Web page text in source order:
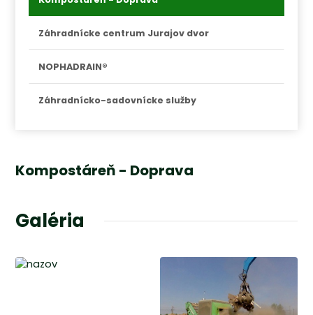
Kompostáreň - Doprava
Galéria
Záhradnícke centrum Jurajov dvor
NOPHADRAIN®
Záhradnícko-sadovnícke služby